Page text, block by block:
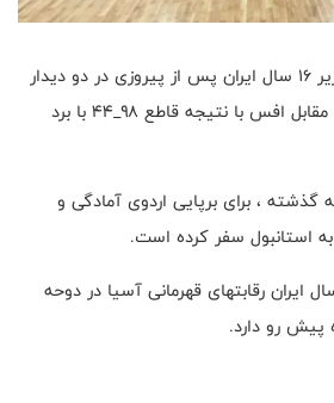
تیم ملی بسکتبال پسران زیر ۱۶ سال ایران پس از پیروزی در دو دیدار
تدارکاتی، بازی سوم را هم مقابل افس با نتیجه قاطع ۹۸_۴۴ با برد
، برای برپایی اردوی آمادگی و
به استانبول سفر کرده است.
ملی بسکتبال زیر ۱۶ سال ایران رقابتهای قهرمانی آسیا در دوحه
پیش رو دارد.